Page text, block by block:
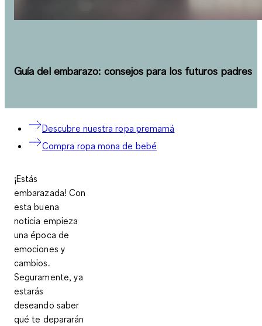
Guía del embarazo: consejos para los futuros padres
Descubre nuestra ropa premamá
Compra ropa mona de bebé
¡Estás
embarazada! Con
esta buena
noticia empieza
una época de
emociones y
cambios.
Seguramente, ya
estarás
deseando saber
qué te depararán